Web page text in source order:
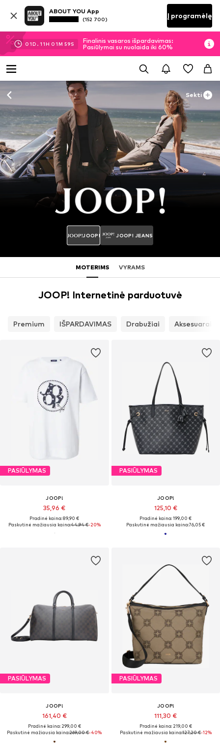
ABOUT YOU App
(152 700) Į programėlę
01D. 11H 01M 58S
Finalinis vasaros išpardavimas:
Pasiūlymai su nuolaida iki 60%
Sekti
JOOP! JOOP! JEANS
MOTERIMS VYRAMS
JOOP! Internetinė parduotuvė
Premium IŠPARDAVIMAS Drabužiai Aksesuarai
PASIŪLYMAS
JOOP!
35,96 €
Pradinė kaina: 89,90 €
Paskutinė mažiausia kaina:44,94 €-20%
PASIŪLYMAS
JOOP!
125,10 €
Pradinė kaina: 199,00 €
Paskutinė mažiausia kaina:76,05 €
PASIŪLYMAS
JOOP!
161,40 €
Pradinė kaina: 299,00 €
Paskutinė mažiausia kaina:269,00 €-40%
PASIŪLYMAS
JOOP!
111,30 €
Pradinė kaina: 219,00 €
Paskutinė mažiausia kaina:127,20 €-12%